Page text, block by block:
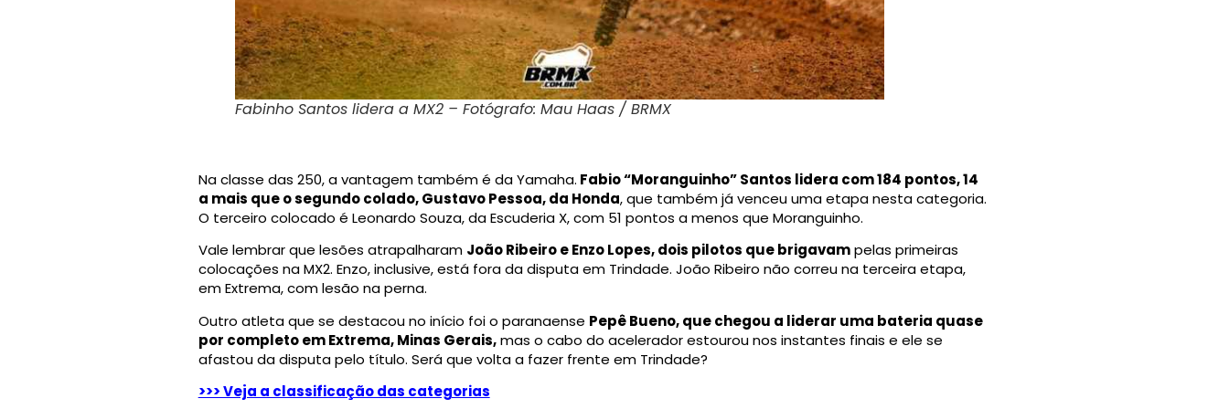
Fabinho Santos lidera a MX2 – Fotógrafo: Mau Haas / BRMX
Na classe das 250, a vantagem também é da Yamaha. Fabio “Moranguinho” Santos lidera com 184 pontos, 14
a mais que o segundo colado, Gustavo Pessoa, da Honda, que também já venceu uma etapa nesta categoria.
O terceiro colocado é Leonardo Souza, da Escuderia X, com 51 pontos a menos que Moranguinho.
Vale lembrar que lesões atrapalharam João Ribeiro e Enzo Lopes, dois pilotos que brigavampelas primeiras
colocações na MX2. Enzo, inclusive, está fora da disputa em Trindade. João Ribeiro não correu na terceira etapa,
em Extrema, com lesão na perna.
Outro atleta que se destacou no início foi o paranaense Pepê Bueno, que chegou a liderar uma bateria quase
por completo em Extrema, Minas Gerais,mas o cabo do acelerador estourou nos instantes finais e ele se
afastou da disputa pelo título. Será que volta a fazer frente em Trindade?
>>> Veja a classificação das categorias